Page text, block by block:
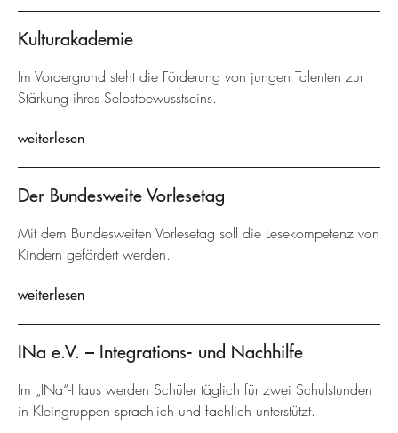
Kulturakademie
Im Vordergrund steht die Förderung von jungen Talenten zur
Stärkung ihres Selbstbewusstseins.
weiterlesen
Der Bundesweite Vorlesetag
Mit dem Bundesweiten Vorlesetag soll die Lesekompetenz von
Kindern gefördert werden.
weiterlesen
INa e.V. – Integrations- und Nachhilfe
Im „INa“-Haus werden Schüler täglich für zwei Schulstunden
in Kleingruppen sprachlich und fachlich unterstützt.